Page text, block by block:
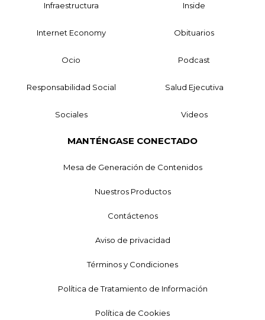
Infraestructura Inside
Internet Economy Obituarios
Ocio Podcast
Responsabilidad Social Salud Ejecutiva
Sociales Videos
MANTÉNGASE CONECTADO
Mesa de Generación de Contenidos
Nuestros Productos
Contáctenos
Aviso de privacidad
Términos y Condiciones
Política de Tratamiento de Información
Política de Cookies